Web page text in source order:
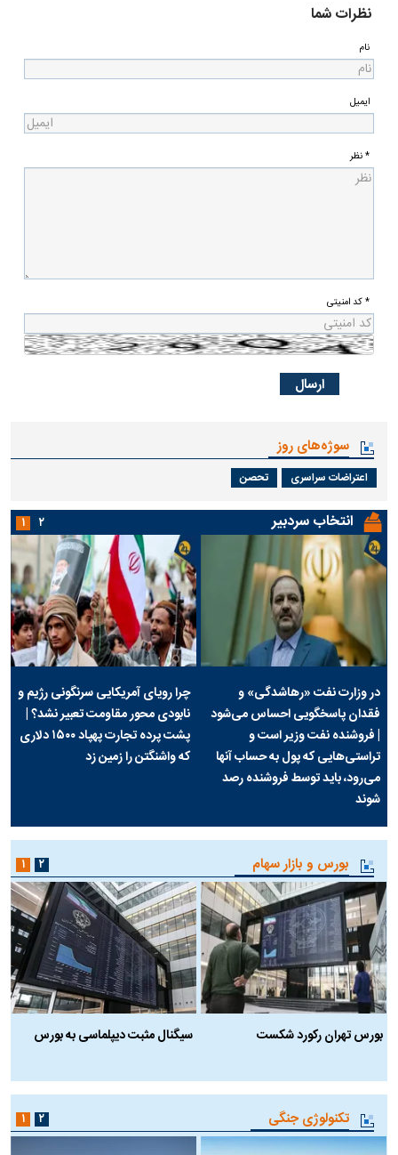
نظرات شما
نام
ایمیل
* نظر
* کد امنیتی
سوژه‌های روز
اعتراضات سراسری تحصن
انتخاب سردبیر
در وزارت نفت «رهاشدگی» و
فقدان پاسخگویی احساس می‌شود
| فروشنده نفت وزیر است و
تراستی‌هایی که پول به حساب آنها
می‌رود، باید توسط فروشنده رصد
شوند
چرا رویای آمریکایی سرنگونی رژیم و
نابودی محور مقاومت تعبیر نشد؟ |
پشت پرده تجارت پهپاد‌ ۱۵۰۰ دلاری
که واشنگتن را زمین زد
۱ ۲
بورس و بازار سهام
بورس تهران رکورد شکست
سیگنال مثبت دیپلماسی به بورس
۱ ۲
تکنولوژی جنگی ۱ ۲